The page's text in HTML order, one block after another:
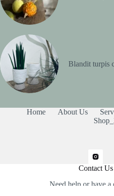
Blandit turpis
Home About Us
Contact Us
Need help or have a